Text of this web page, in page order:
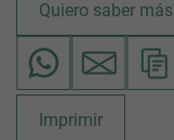
Quiero saber más
Imprimir